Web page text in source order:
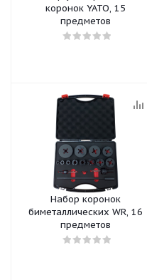
коронок YATO, 15
предметов
Набор коронок
биметаллических WR, 16
предметов